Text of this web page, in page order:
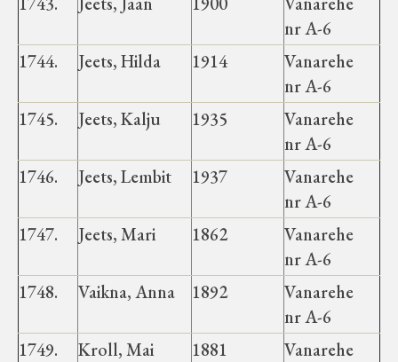
nr A-6
1744.
Jeets, Hilda 1914
Vanarehe
nr A-6
1745.
Jeets, Kalju 1935
Vanarehe
nr A-6
1746.
Jeets, Lembit 1937
Vanarehe
nr A-6
1747.
Jeets, Mari 1862
Vanarehe
nr A-6
1748.
Vaikna, Anna 1892
Vanarehe
nr A-6
1749.
Kroll, Mai 1881
Vanarehe